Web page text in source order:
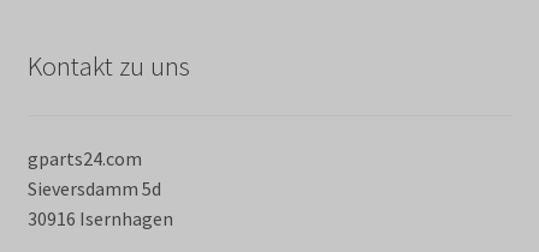
Kontakt zu uns
gparts24.com
Sieversdamm 5d
30916 Isernhagen